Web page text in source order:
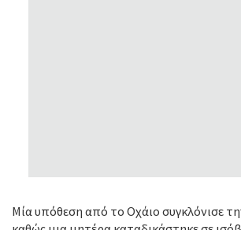
Μία υπόθεση από το Οχάιο συγκλόνισε